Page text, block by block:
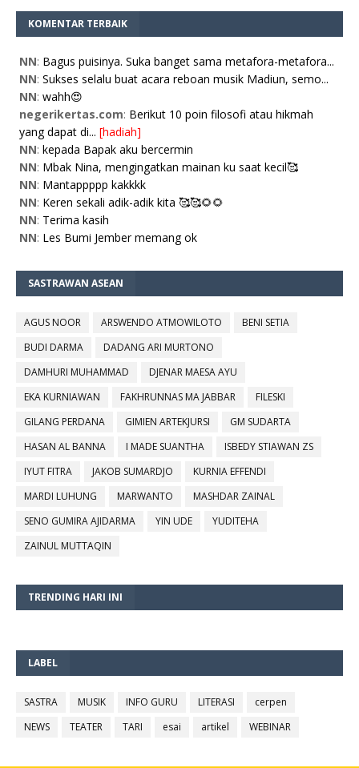
KOMENTAR TERBAIK
NN: Bagus puisinya. Suka banget sama metafora-metafora...
NN: Sukses selalu buat acara reboan musik Madiun, semo...
NN: wahh😍
negerikertas.com: Berikut 10 poin filosofi atau hikmah
yang dapat di... [hadiah]
NN: kepada Bapak aku bercermin
NN: Mbak Nina, mengingatkan mainan ku saat kecil🥰
NN: Mantappppp kakkkk
NN: Keren sekali adik-adik kita 🥰🥰🌻🌻
NN: Terima kasih
NN: Les Bumi Jember memang ok
SASTRAWAN ASEAN
AGUS NOOR ARSWENDO ATMOWILOTO
BENI SETIA
BUDI DARMA
DADANG ARI MURTONO
DAMHURI MUHAMMAD
DJENAR MAESA AYU
EKA KURNIAWAN
FAKHRUNNAS MA JABBAR
FILESKI
GILANG PERDANA
GIMIEN ARTEKJURSI
GM SUDARTA
HASAN AL BANNA
I MADE SUANTHA
ISBEDY STIAWAN ZS
IYUT FITRA
JAKOB SUMARDJO
KURNIA EFFENDI
MARDI LUHUNG
MARWANTO
MASHDAR ZAINAL
SENO GUMIRA AJIDARMA
YIN UDE
YUDITEHA
ZAINUL MUTTAQIN
TRENDING HARI INI
LABEL
SASTRA MUSIK INFO GURU LITERASI
cerpen
NEWS
TEATER TARI esai artikel WEBINAR